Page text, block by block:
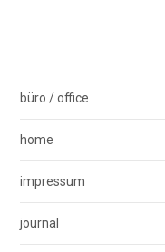
büro / office
home
impressum
journal